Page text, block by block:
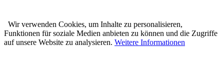
Wir verwenden Cookies, um Inhalte zu personalisieren,
Funktionen für soziale Medien anbieten zu können und die Zugriffe
auf unsere Website zu analysieren. Weitere Informationen